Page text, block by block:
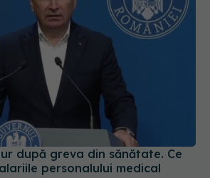
după greva din sănătate. Ce
personalului medical